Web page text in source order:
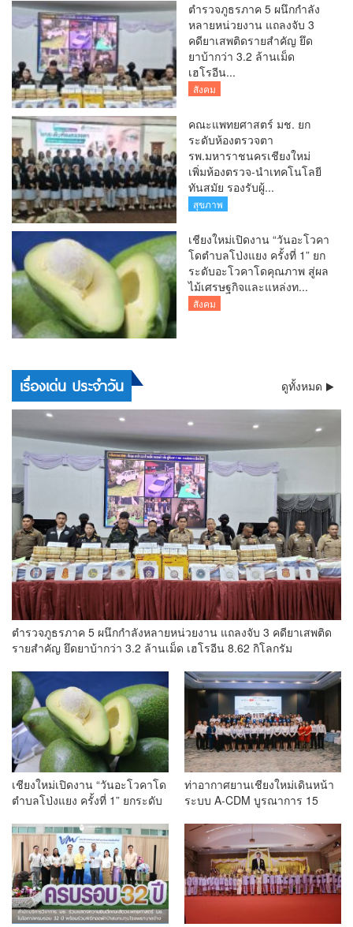
ตำรวจภูธรภาค 5 ผนึกกำลัง
หลายหน่วยงาน แถลงจับ 3
คดียาเสพติดรายสำคัญ ยึด
ยาบ้ากว่า 3.2 ล้านเม็ด
เฮโรอีน...
สังคม
คณะแพทยศาสตร์ มช. ยก
ระดับห้องตรวจตา
รพ.มหาราชนครเชียงใหม่
เพิ่มห้องตรวจ-นำเทคโนโลยี
ทันสมัย รองรับผู้...
สุขภาพ
เชียงใหม่เปิดงาน “วันอะโวคา
โดตำบลโป่งแยง ครั้งที่ 1” ยก
ระดับอะโวคาโดคุณภาพ สู่ผล
ไม้เศรษฐกิจและแหล่งท...
สังคม
เรื่องเด่น ประจำวัน ดูทั้งหมด
ตำรวจภูธรภาค 5 ผนึกกำลังหลายหน่วยงาน แถลงจับ 3 คดียาเสพติด
รายสำคัญ ยึดยาบ้ากว่า 3.2 ล้านเม็ด เฮโรอีน 8.62 กิโลกรัม
เชียงใหม่เปิดงาน “วันอะโวคาโด
ตำบลโป่งแยง ครั้งที่ 1” ยกระดับ
เศรษฐกิจและแหล่งท่องเที่ยวเชิง
เกษตร
ท่าอากาศยานเชียงใหม่เดินหน้า
ระบบ A-CDM บูรณาการ 15
เที่ยวบินและบริการผู้โดยสาร